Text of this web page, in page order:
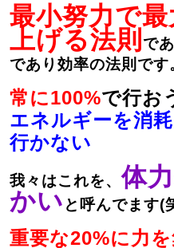
最小努力で
上げる法則 で
であり効率の法則です
常に100%で行お
エネルギーを消
行かない
我々はこれを、体
かい と呼んでます(
重要な20%に力を